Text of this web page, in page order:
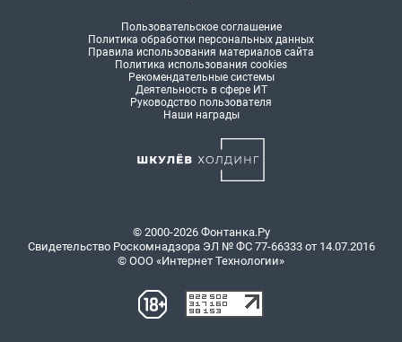
Пользовательское соглашение
Политика обработки персональных данных
Правила использования материалов сайта
Политика использования cookies
Рекомендательные системы
Деятельность в сфере ИТ
Руководство пользователя
Наши награды
© 2000-2026 Фонтанка.Ру
Свидетельство Роскомнадзора ЭЛ № ФС 77-66333 от 14.07.2016
© ООО «Интернет Технологии»